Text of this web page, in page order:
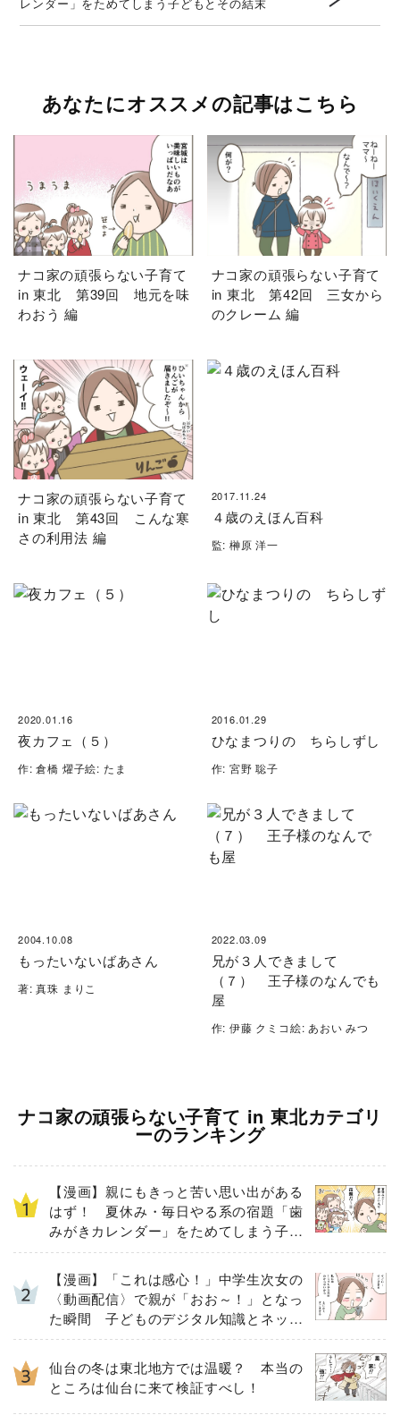
レンダー」をためてしまう子どもとその結末
あなたにオススメの記事はこちら
ナコ家の頑張らない子育て
in 東北 第39回 地元を味
わおう 編
ナコ家の頑張らない子育て
in 東北 第42回 三女から
のクレーム 編
ナコ家の頑張らない子育て
in 東北 第43回 こんな寒
さの利用法 編
2017.11.24
４歳のえほん百科
監: 榊原 洋一
2020.01.16
夜カフェ（５）
作: 倉橋 燿子絵: たま
2016.01.29
ひなまつりの ちらしずし
作: 宮野 聡子
2004.10.08
もったいないばあさん
著: 真珠 まりこ
2022.03.09
兄が３人できまして
（７） 王子様のなんでも
屋
作: 伊藤 クミコ絵: あおい みつ
ナコ家の頑張らない子育て in 東北カテゴリ
ーのランキング
【漫画】親にもきっと苦い思い出がある
はず！ 夏休み・毎日やる系の宿題「歯
みがきカレンダー」をためてしまう子ど
もとその結末
【漫画】「これは感心！」中学生次女の
〈動画配信〉で親が「おお～！」となっ
た瞬間 子どものデジタル知識とネット
リテラシー教育の高さがスゴイ！
仙台の冬は東北地方では温暖？ 本当の
ところは仙台に来て検証すべし！